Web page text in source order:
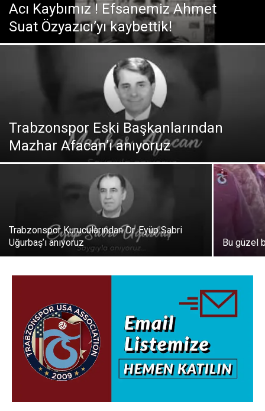
Acı Kaybımız ! Efsanemiz Ahmet
Suat Özyazıcı’yı kaybettik!
Trabzonspor Eski Başkanlarından
Mazhar Afacan’ı anıyoruz
Trabzonspor Kurucularından Dr. Eyüp Sabri
Uğurbaş’ı anıyoruz
Bu güzel